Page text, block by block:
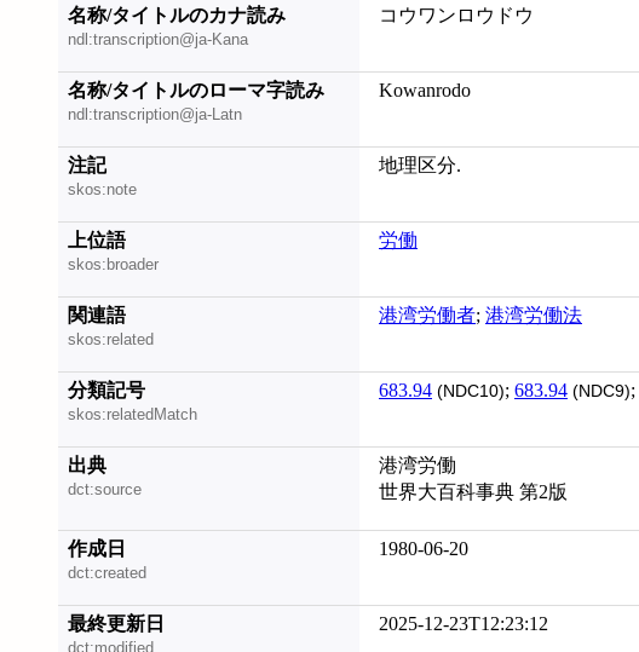
名称/タイトルのカナ読み
ndl:transcription@ja-Kana
コウワンロウドウ
名称/タイトルのローマ字読み
ndl:transcription@ja-Latn
Kowanrodo
注記
skos:note
地理区分.
上位語
skos:broader
労働
関連語
skos:related
港湾労働者; 港湾労働法
分類記号
skos:relatedMatch
683.94 (NDC10); 683.94 (NDC9);
出典
dct:source
港湾労働
世界大百科事典 第2版
作成日
dct:created
1980-06-20
最終更新日
dct:modified
2025-12-23T12:23:12